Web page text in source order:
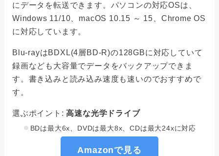
にデータを転送できます。パソコンの対応OSは、
Windows 11/10、macOS 10.15 ～ 15、Chrome OS
に対応しています。
Blu-rayはBDXL(4層BD-R)の128GBに対応していて
録画なども大容量でデータをバックアップできま
す。書き込みと読み込み速度も速いのでおすすめで
す。
選ぶポイント:高速な光学ドライブ
BDは最大6x、DVDは最大8x、CDは最大24xに対応
Amazonで見る